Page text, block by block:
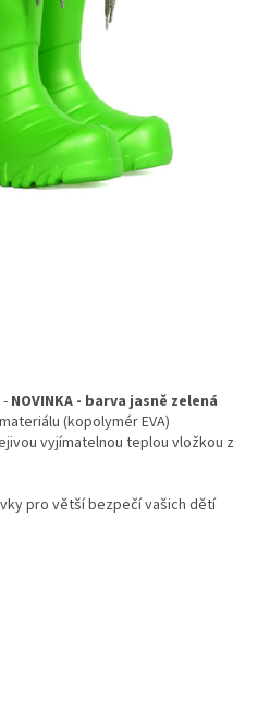
NOVINKA - barva jasně zelená
(kopolymér EVA)
vyjímatelnou teplou vložkou z
pro větší bezpečí vašich dětí